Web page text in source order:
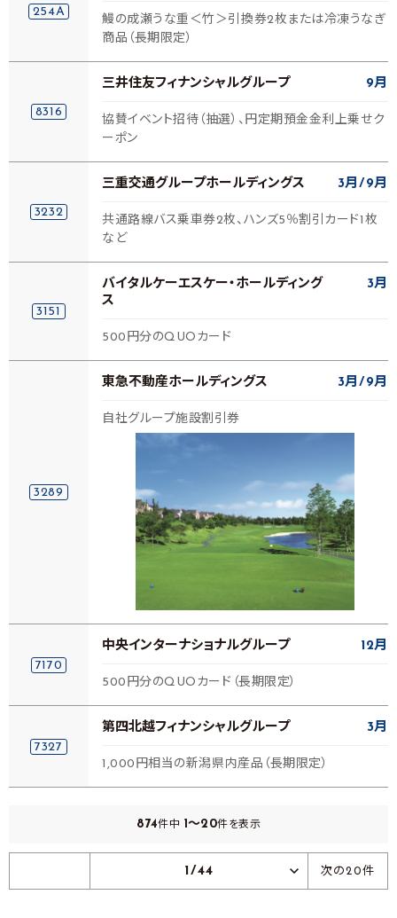
254A
鰻の成瀬うな重＜竹＞引換券2枚または冷凍うなぎ
商品（長期限定）
8316
三井住友フィナンシャルグループ 9月
協賛イベント招待（抽選）、円定期預金金利上乗せク
ーポン
3232
三重交通グループホールディングス 3月 9月
共通路線バス乗車券2枚、ハンズ5％割引カード1枚
など
3151
バイタルケーエスケー・ホールディング
ス
3月
500円分のQUOカード
3289
東急不動産ホールディングス 3月 9月
自社グループ施設割引券
7170
中央インターナショナルグループ 12月
500円分のQUOカード（長期限定）
7327
第四北越フィナンシャルグループ 3月
1,000円相当の新潟県内産品（長期限定）
874件中 1～20件を表示
1/44 次の20件